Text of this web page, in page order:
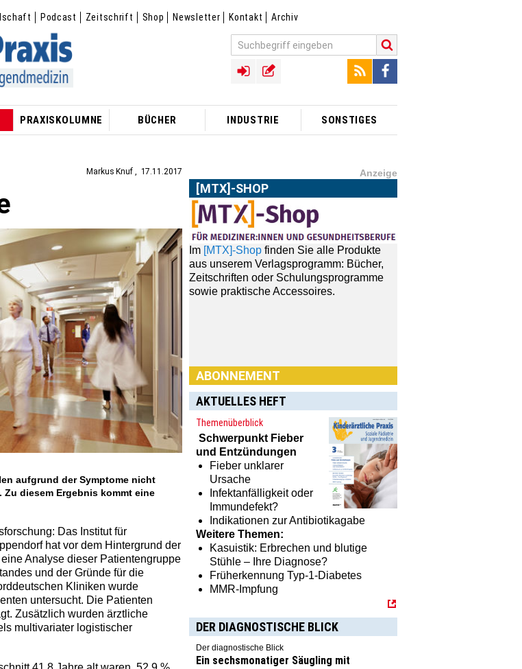
Podcast Zeitschrift Shop Newsletter Kontakt Archiv
PRAXISKOLUMNE BÜCHER INDUSTRIE SONSTIGES
Markus Knuf 17.11.2017
aufgrund der Symptome nicht
diesem Ergebnis kommt eine
Das Institut für
hat vor dem Hintergrund der
Analyse dieser Patientengruppe
und der Gründe für die
Kliniken wurde
untersucht. Die Patienten
Zusätzlich wurden ärztliche
multivariater logistischer
Anzeige
[MTX]-SHOP
Im[MTX]-Shop
finden Sie alle Produkte
aus unserem Verlagsprogramm: Bücher,
Zeitschriften oder Schulungsprogramme
sowie praktische Accessoires.
ABONNEMENT
Haben Sie Interesse an einem
Abonnement? Dann klicken Sie einfach
hier:[MTX]-Shop
AKTUELLES HEFT
Themenüberblick
Schwerpunkt Fieber
und Entzündungen
Fieber unklarer
Ursache
Infektanfälligkeit oder
Immundefekt?
Indikationen zur Antibiotikagabe
Weitere Themen:
Kasuistik: Erbrechen und blutige
Stühle – Ihre Diagnose?
Früherkennung Typ-1-Diabetes
MMR-Impfung
DER DIAGNOSTISCHE BLICK
Der diagnostische Blick
Ein sechsmonatiger Säugling mit